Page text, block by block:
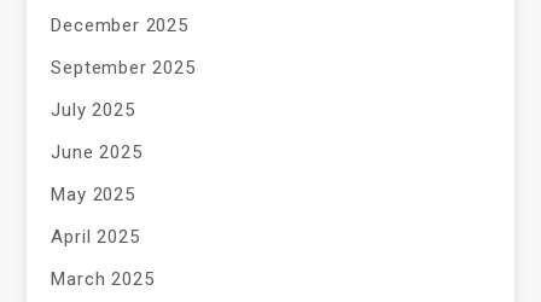
December 2025
September 2025
July 2025
June 2025
May 2025
April 2025
March 2025